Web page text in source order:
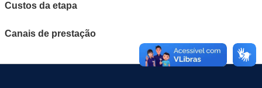
Custos da etapa
Canais de prestação